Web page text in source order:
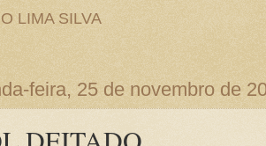
LIMA SILVA
feira, 25 de novembro de